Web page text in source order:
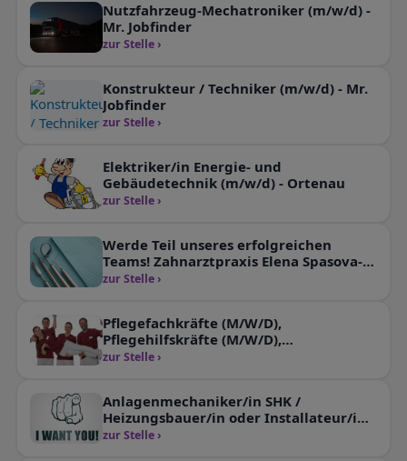
Nutzfahrzeug-Mechatroniker (m/w/d) -
Mr. Jobfinder
zur Stelle ›
Konstrukteur / Techniker (m/w/d) - Mr.
Jobfinder
zur Stelle ›
Elektriker/in Energie- und
Gebäudetechnik (m/w/d) - Ortenau
zur Stelle ›
Werde Teil unseres erfolgreichen
Teams! Zahnarztpraxis Elena Spasova-
Reinhardt | Offenburg
zur Stelle ›
Pflegefachkräfte (M/W/D),
Pflegehilfskräfte (M/W/D),
Reinigungskräfte (M/W/D)
zur Stelle ›
Anlagenmechaniker/in SHK /
Heizungsbauer/in oder Installateur/in
(M/W/D)
zur Stelle ›